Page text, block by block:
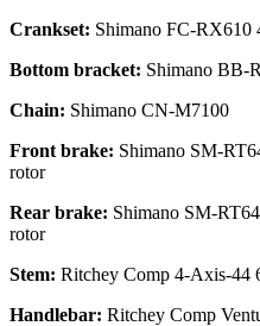
Crankset: Shimano FC-RX610
Bottom bracket: Shimano BB-
Chain: Shimano CN-M7100
Front brake: Shimano SM-
rotor
Rear brake: Shimano SM-
rotor
Stem: Ritchey Comp 4-Axis-44
Handlebar: Ritchey Comp